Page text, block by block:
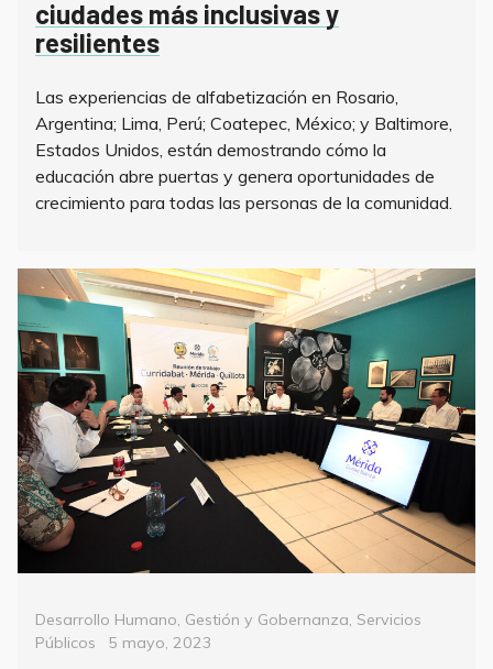
ciudades más inclusivas y
resilientes
Las experiencias de alfabetización en Rosario,
Argentina; Lima, Perú; Coatepec, México; y Baltimore,
Estados Unidos, están demostrando cómo la
educación abre puertas y genera oportunidades de
crecimiento para todas las personas de la comunidad.
Categorías
Desarrollo Humano, Gestión y Gobernanza, Servicios
Públicos
Posted
5 mayo, 2023